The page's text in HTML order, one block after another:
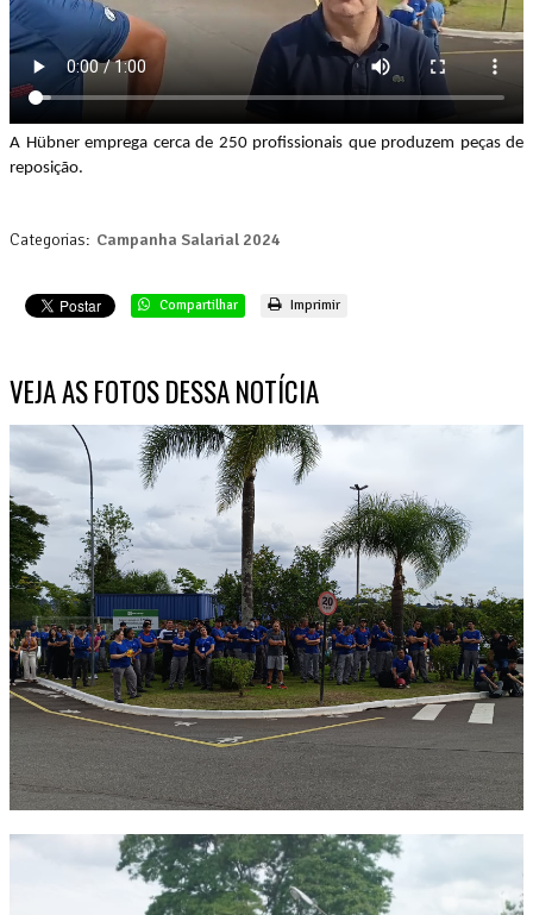
A Hübner emprega cerca de 250 profissionais que produzem peças de
reposição.
Categorias: Campanha Salarial 2024
Compartilhar Imprimir
VEJA AS FOTOS DESSA NOTÍCIA